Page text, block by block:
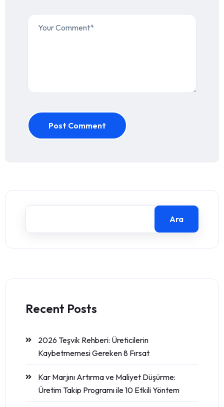
Post Comment
Ara
Recent Posts
2026 Teşvik Rehberi: Üreticilerin
Kaybetmemesi Gereken 8 Fırsat
Kar Marjını Artırma ve Maliyet Düşürme:
Üretim Takip Programı ile 10 Etkili Yöntem